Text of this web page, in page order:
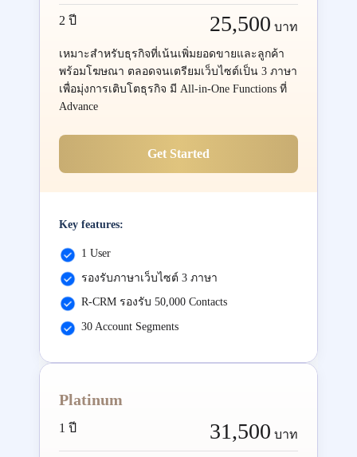
2 ปี 25,500 บาท
เหมาะสำหรับธุรกิจที่เน้นเพิ่มยอดขายและลูกค้า
พร้อมโฆษณา ตลอดจนเตรียมเว็บไซต์เป็น 3 ภาษา
เพื่อมุ่งการเติบโตธุรกิจ มี All-in-One Functions ที่
Advance
Get Started
Key features:
1 User
รองรับภาษาเว็บไซต์ 3 ภาษา
R-CRM รองรับ 50,000 Contacts
30 Account Segments
Platinum
1 ปี 31,500 บาท